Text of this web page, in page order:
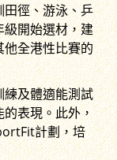
徑、游泳、乒
開始選材，建
全港性比賽的
及體適能測試
表現。此外，
計劃，培